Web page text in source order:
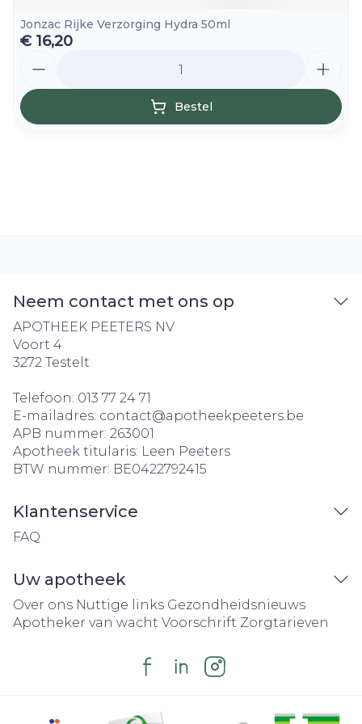
Jonzac Rijke Verzorging Hydra 50ml
€ 16,20
Bestel
Neem contact met ons op
APOTHEEK PEETERS NV
Voort 4
3272 Testelt
Telefoon: 013 77 24 71
E-mailadres: contact@apotheekpeeters.be
APB nummer: 263001
Apotheek titularis: Leen Peeters
BTW nummer: BE0422792415
Klantenservice
FAQ
Uw apotheek
Over ons Nuttige links Gezondheidsnieuws
Apotheker van wacht Voorschrift Zorgtarieven